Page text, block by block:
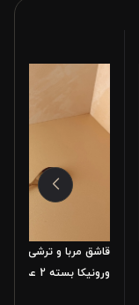
قاشق مربا و ترشی
ورونیکا بسته 2 عددی 13 سانت